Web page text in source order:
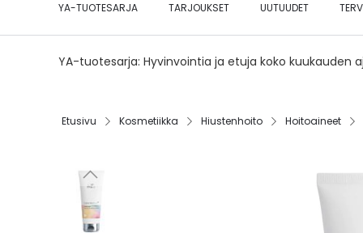
YA-TUOTESARJA TARJOUKSET UUTUUDET
YA-tuotesarja: Hyvinvointia ja etuja koko
Etusivu‎ Kosmetiikka‎ Hiustenhoito‎ Hoitoaineet‎
Skip